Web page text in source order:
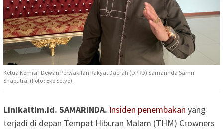
Ketua Komisi I Dewan Perwakilan Rakyat Daerah (DPRD) Samarinda Samri
Shaputra. (Foto : Eko Setyo).
Linikaltim.id. SAMARINDA. Insiden penembakan yang
terjadi di depan Tempat Hiburan Malam (THM) Crowners